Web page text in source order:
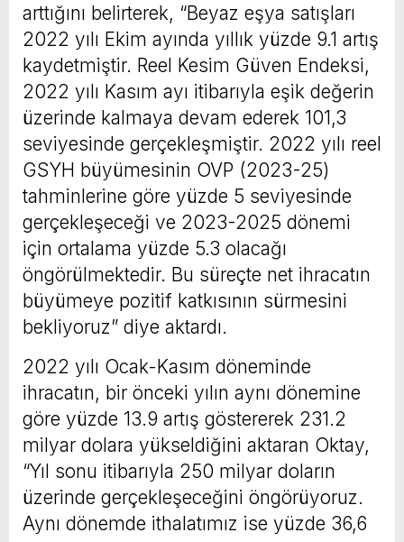
arttığını belirterek, “Beyaz eşya satışları
2022 yılı Ekim ayında yıllık yüzde 9.1 artış
kaydetmiştir. Reel Kesim Güven Endeksi,
2022 yılı Kasım ayı itibarıyla eşik değerin
üzerinde kalmaya devam ederek 101,3
seviyesinde gerçekleşmiştir. 2022 yılı reel
GSYH büyümesinin OVP (2023-25)
tahminlerine göre yüzde 5 seviyesinde
gerçekleşeceği ve 2023-2025 dönemi
için ortalama yüzde 5.3 olacağı
öngörülmektedir. Bu süreçte net ihracatın
büyümeye pozitif katkısının sürmesini
bekliyoruz” diye aktardı.
2022 yılı Ocak-Kasım döneminde
ihracatın, bir önceki yılın aynı dönemine
göre yüzde 13.9 artış göstererek 231.2
milyar dolara yükseldiğini aktaran Oktay,
“Yıl sonu itibarıyla 250 milyar doların
üzerinde gerçekleşeceğini öngörüyoruz.
Aynı dönemde ithalatımız ise yüzde 36,6